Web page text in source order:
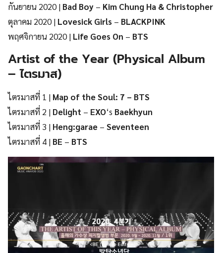
กันยายน 2020 | Bad Boy – Kim Chung Ha & Christopher
ตุลาคม 2020 | Lovesick Girls – BLACKPINK
พฤศจิกายน 2020 | Life Goes On – BTS
Artist of the Year (Physical Album
–ไตรมาส)
ไตรมาสที่ 1 | Map of the Soul: 7 – BTS
ไตรมาสที่ 2 | Delight – EXO‘s Baekhyun
ไตรมาสที่ 3 | Heng:garae – Seventeen
ไตรมาสที่ 4 | BE – BTS